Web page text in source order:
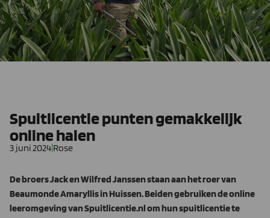
Spuitlicentie punten gemakkelijk
online halen
3 juni 2024|Rose
De broers Jack en Wilfred Janssen staan aan het roer van
Beaumonde Amaryllis in Huissen. Beiden gebruiken de online
leeromgeving van Spuitlicentie.nl om hun spuitlicentie te